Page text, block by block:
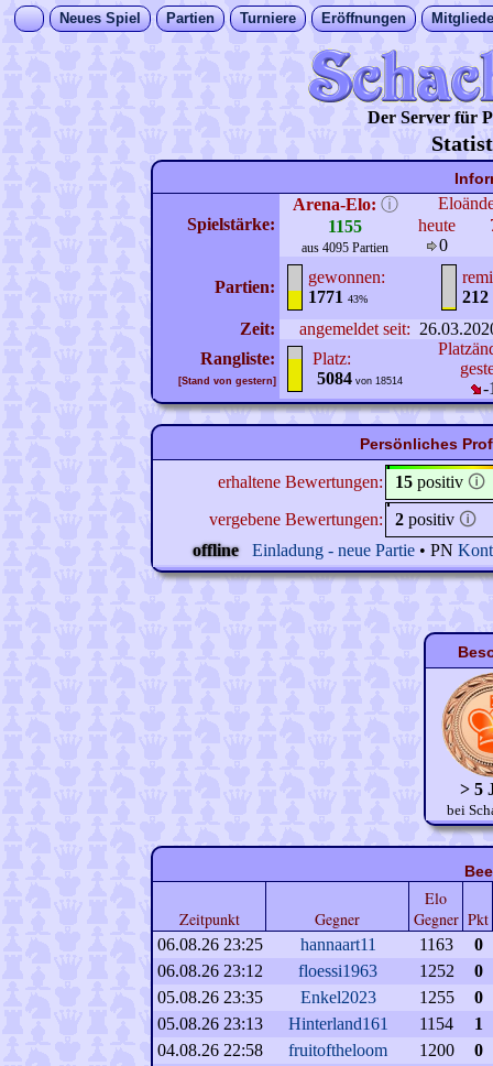
Neues Spiel Partien Turniere Eröffnungen
Der Server für
Spielstärke:
Arena-Elo: ⓘ
1155
aus 4095 Partien
heute
0
Partien:
gewonnen:
1771 43%
212
Zeit:
angemeldet seit:
Rangliste:
[Stand von gestern]
Platz:
5084 von 18514
-
Persönliches
erhaltene Bewertungen: 15 positiv 🛈
vergebene Bewertungen:
2 positiv 🛈
offline
Einladung - neue Partie • PN
> 5
bei
Zeitpunkt Gegner
Elo
Gegner Pkt
06.08.26 23:25 hannaart11 1163
0
06.08.26 23:12
floessi1963 1252
0
05.08.26 23:35
Enkel2023 1255
0
05.08.26 23:13
Hinterland161 1154
1
04.08.26 22:58
fruitoftheloom 1200
0